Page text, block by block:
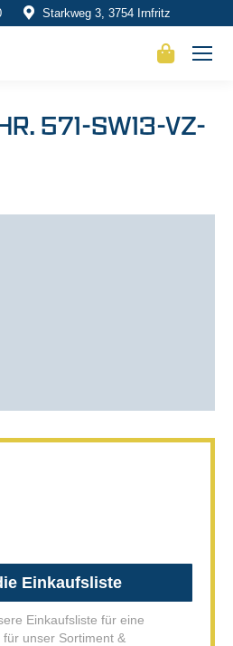
Starkweg 3, 3754 Irnfritz
571-SW13-VZ-
Einkaufsliste
Einkaufsliste für eine
unser Sortiment &